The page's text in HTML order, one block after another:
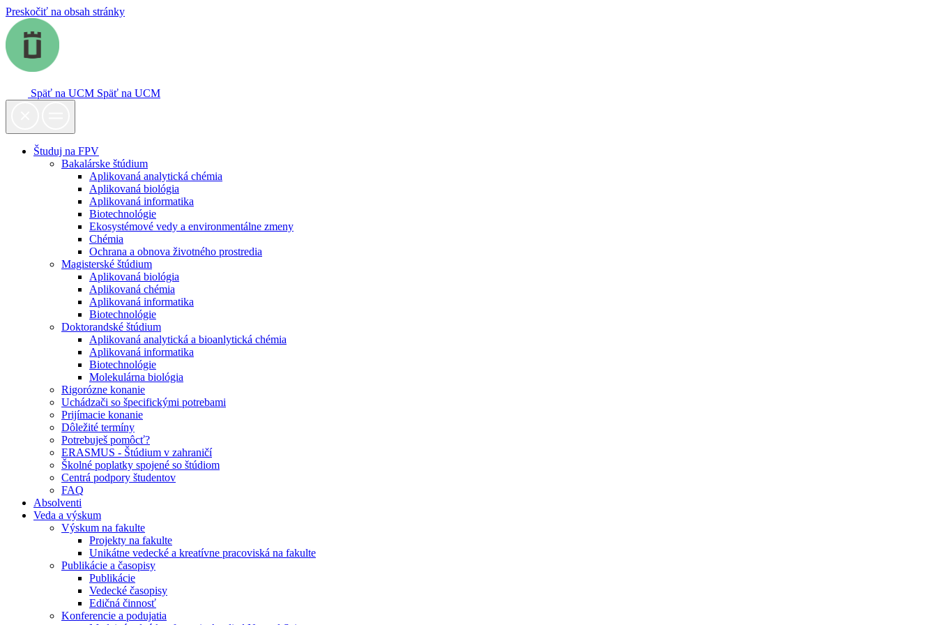
Preskočiť na obsah stránky
Späť na UCM Späť na UCM
Študuj na FPV
Bakalárske štúdium
Aplikovaná analytická chémia
Aplikovaná biológia
Aplikovaná informatika
Biotechnológie
Ekosystémové vedy a environmentálne zmeny
Chémia
Ochrana a obnova životného prostredia
Magisterské štúdium
Aplikovaná biológia
Aplikovaná chémia
Aplikovaná informatika
Biotechnológie
Doktorandské štúdium
Aplikovaná analytická a bioanlytická chémia
Aplikovaná informatika
Biotechnológie
Molekulárna biológia
Rigorózne konanie
Uchádzači so špecifickými potrebami
Prijímacie konanie
Dôležité termíny
Potrebuješ pomôcť?
ERASMUS - Štúdium v zahraničí
Školné poplatky spojené so štúdiom
Centrá podpory študentov
FAQ
Absolventi
Veda a výskum
Výskum na fakulte
Projekty na fakulte
Unikátne vedecké a kreatívne pracoviská na fakulte
Publikácie a časopisy
Publikácie
Vedecké časopisy
Edičná činnosť
Konferencie a podujatia